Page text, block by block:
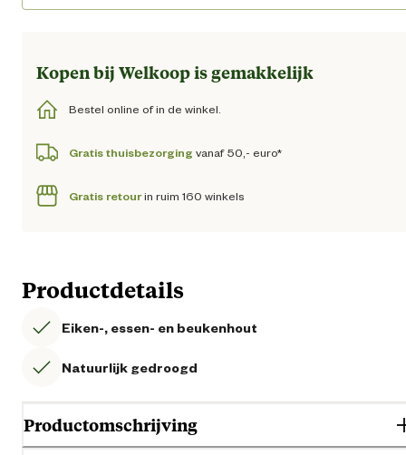
Kopen bij Welkoop is gemakkelijk
Bestel online of in de winkel.
Gratis thuisbezorging vanaf 50,- euro*
Gratis retourin ruim 160 winkels
Productdetails
Eiken-, essen- en beukenhout
Natuurlijk gedroogd
Productomschrijving